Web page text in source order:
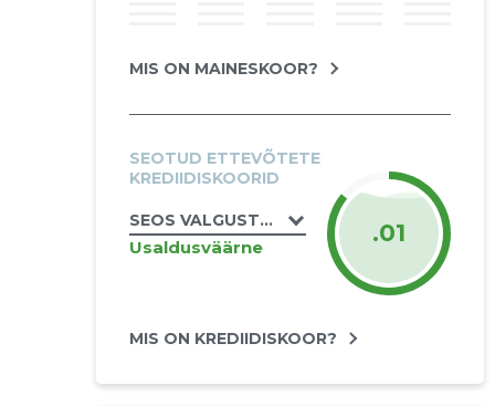
MIS ON MAINESKOOR?
SEOTUD ETTEVÕTETE
KREDIIDISKOORID
SEOS VALGUSTUS OÜ
Usaldusväärne .01
MIS ON KREDIIDISKOOR?